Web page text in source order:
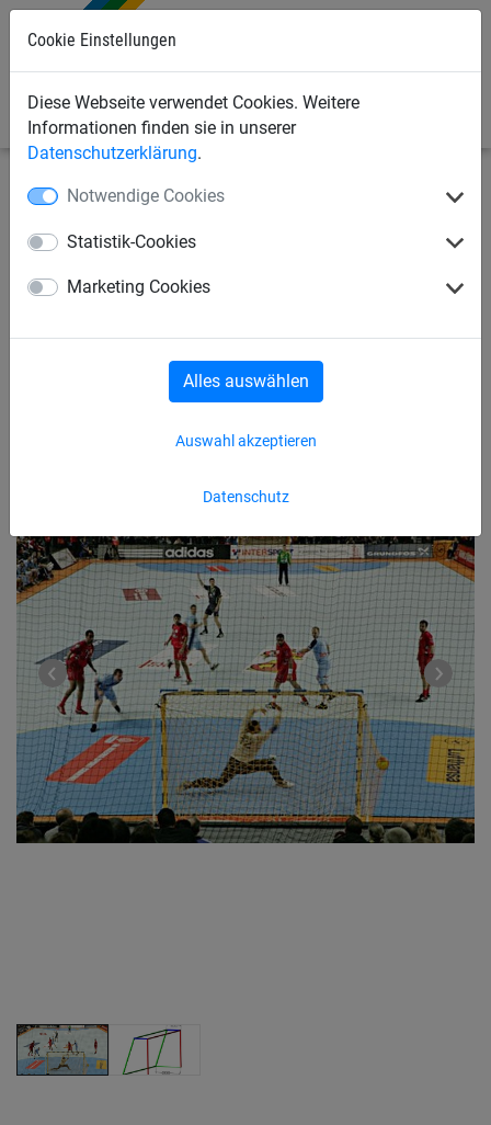
Cookie Einstellungen
Diese Webseite verwendet Cookies. Weitere
Informationen finden sie in unserer
Datenschutzerklärung.
Notwendige Cookies
Statistik-Cookies
Marketing Cookies
Datenschutz
Auswahl akzeptieren
Alles auswählen
Sportnetze Handballnetze
Hallenhandball-WM-Tornetze
aus PP, ca. 4,75 mm stark